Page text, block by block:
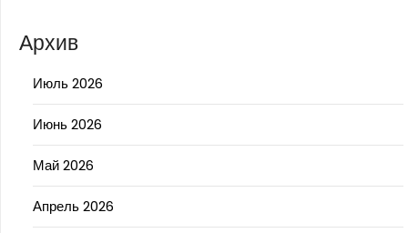
Архив
Июль 2026
Июнь 2026
Май 2026
Апрель 2026